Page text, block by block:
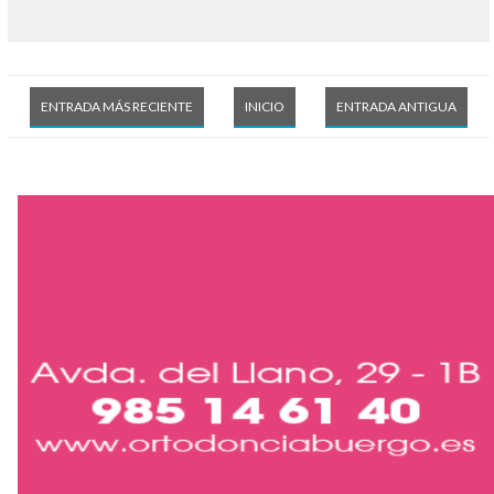
ENTRADA MÁS RECIENTE ENTRADA ANTIGUA
INICIO